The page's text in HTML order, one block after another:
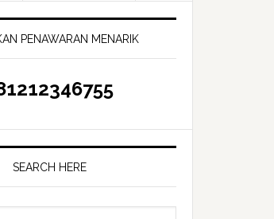
PENAWARAN MENARIK
SEARCH HERE